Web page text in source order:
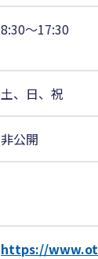
8:30〜17:30
土、日、祝
非公開
https://